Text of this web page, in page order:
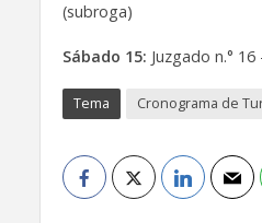
(subroga)
Sábado 15: Juzgado n.° 16
Tema Cronograma de